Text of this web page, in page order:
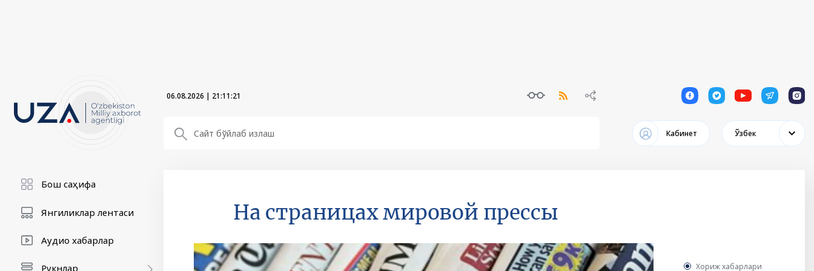
06.08.2026 | 21:11:22 1 1 1 1 1
Кабинет Ўзбек
Бош саҳифа
Янгиликлар лентаси
Аудио хабарлар
Рукнлар
На страницах мировой прессы
Хориж хабарлари